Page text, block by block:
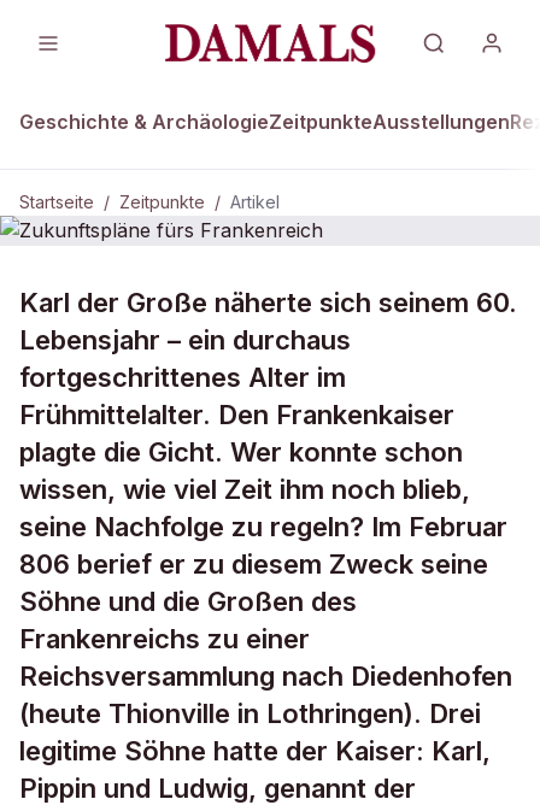
Geschichte & ArchäologieZeitpunkteAusstellungen
Startseite / Zeitpunkte / Artikel
Zukunftspläne fürs Frankenreich
Karl der Große näherte sich seinem 60.
Lebensjahr – ein durchaus
fortgeschrittenes Alter im
Frühmittelalter. Den Frankenkaiser
plagte die Gicht. Wer konnte schon
wissen, wie viel Zeit ihm noch blieb,
seine Nachfolge zu regeln? Im Februar
806 berief er zu diesem Zweck seine
Söhne und die Großen des
Frankenreichs zu einer
Reichsversammlung nach Diedenhofen
(heute Thionville in Lothringen). Drei
legitime Söhne hatte der Kaiser: Karl,
Pippin und Ludwig, genannt der